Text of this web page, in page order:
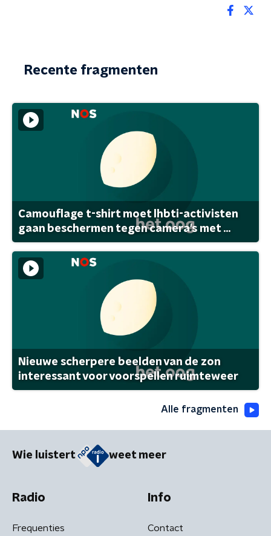
Recente fragmenten
Camouflage t-shirt moet lhbti-activisten
gaan beschermen tegen camera's met ...
Nieuwe scherpere beelden van de zon
interessant voor voorspellen ruimteweer
Alle fragmenten
Wie luistert weet meer
Radio
Frequenties
Info
Contact